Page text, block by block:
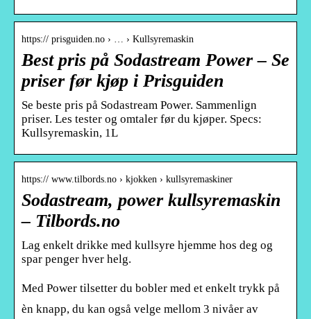
https:// prisguiden.no › … › Kullsyremaskin
Best pris på Sodastream Power – Se
priser før kjøp i Prisguiden
Se beste pris på Sodastream Power. Sammenlign
priser. Les tester og omtaler før du kjøper. Specs:
Kullsyremaskin, 1L
https:// www.tilbords.no › kjokken › kullsyremaskiner
Sodastream, power kullsyremaskin
– Tilbords.no
Lag enkelt drikke med kullsyre hjemme hos deg og
spar penger hver helg.
Med Power tilsetter du bobler med et enkelt trykk på
èn knapp, du kan også velge mellom 3 nivåer av